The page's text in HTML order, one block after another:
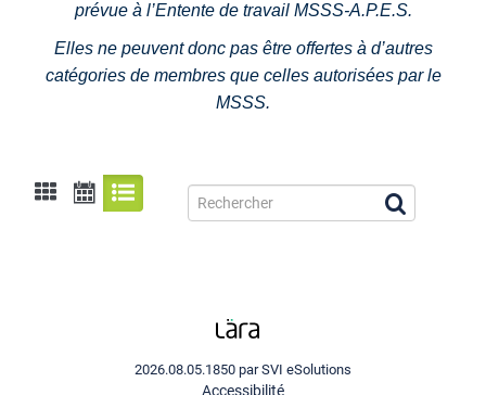
prévue à l’Entente de travail MSSS-A.P.E.S.
Elles ne peuvent donc pas être offertes à d’autres
catégories de membres que celles autorisées par le
MSSS.
2026.08.05.1850 par SVI eSolutions
Accessibilité